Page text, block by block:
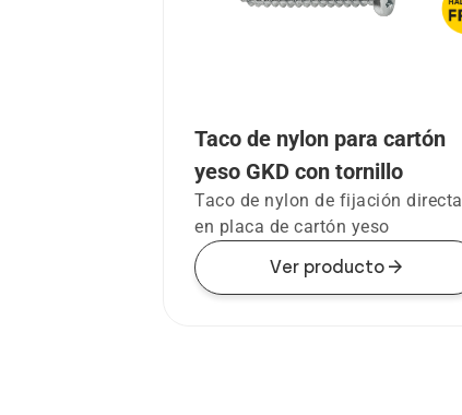
Taco de nylon para cartón
yeso GKD con tornillo
Taco de nylon de fijación directa
en placa de cartón yeso
Ver productoarrow_forward